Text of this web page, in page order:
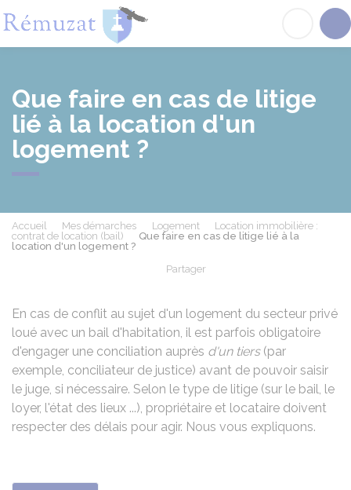
Que faire en cas de litige
lié à la location d'un
logement ?
Accueil Mes démarches Logement
Location immobilière :
contrat de location (bail)
Que faire en cas de litige lié à la
location d'un logement ?
Partager
En cas de conflit au sujet d'un logement du secteur privé
loué avec un bail d'habitation, il est parfois obligatoire
d'engager une conciliation auprès d'un tiers(par
exemple, conciliateur de justice) avant de pouvoir saisir
le juge, si nécessaire. Selon le type de litige (sur le bail, le
loyer, l'état des lieux ...), propriétaire et locataire doivent
respecter des délais pour agir. Nous vous expliquons.